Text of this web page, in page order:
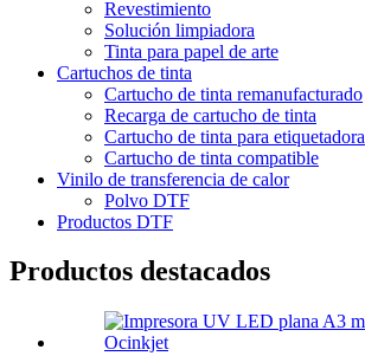
Revestimiento
Solución limpiadora
Tinta para papel de arte
Cartuchos de tinta
Cartucho de tinta remanufacturado
Recarga de cartucho de tinta
Cartucho de tinta para etiquetadora
Cartucho de tinta compatible
Vinilo de transferencia de calor
Polvo DTF
Productos DTF
Productos destacados